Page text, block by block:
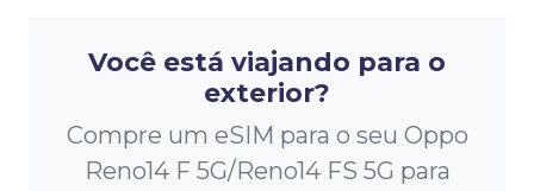
Você está viajando para o
exterior?
Compre um eSIM para o seu Oppo
Reno14 F 5G/Reno14 FS 5G para